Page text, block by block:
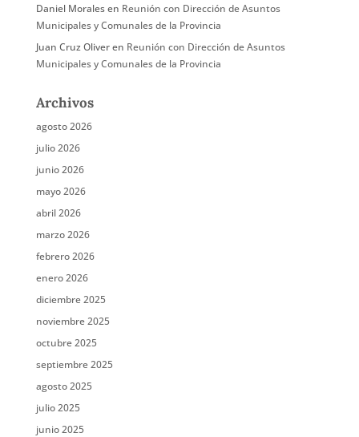
Daniel Moralesen Reunión con Dirección de Asuntos
Municipales y Comunales de la Provincia
Juan Cruz Oliveren Reunión con Dirección de Asuntos
Municipales y Comunales de la Provincia
Archivos
agosto 2026
julio 2026
junio 2026
mayo 2026
abril 2026
marzo 2026
febrero 2026
enero 2026
diciembre 2025
noviembre 2025
octubre 2025
septiembre 2025
agosto 2025
julio 2025
junio 2025